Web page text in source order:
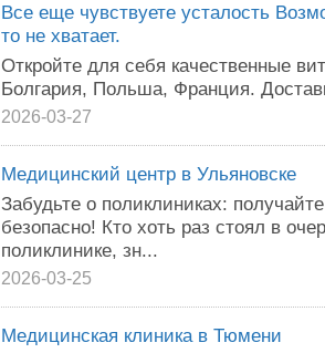
Все еще чувствуете усталость
то не хватает.
Откройте для себя качественные
Болгария, Польша, Франция.
2026-03-27
Медицинский центр в Ульяновске
Забудьте о поликлиниках:
безопасно! Кто хоть раз стоял в
поликлинике, зн...
2026-03-25
Медицинская клиника в Тюмени